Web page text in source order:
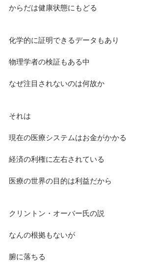
からだは健康状態にもどる
化学的に証明できるデータもあり
物理学者の検証もある中
なぜ注目されないのは何故か
それは
現在の医療システムはお金がかかる
経済の利権に左右されている
医療の世界の目的は利益だから
クリントン・オーバー氏の説
なんの根拠もないが
腑に落ちる